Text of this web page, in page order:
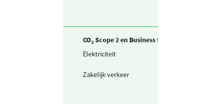
CO₂ Scope 2 en Business travel
Elektriciteit
Zakelijk verkeer